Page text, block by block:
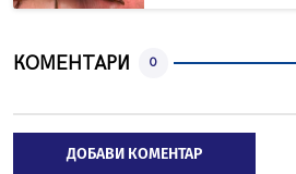
КОМЕНТАРИ 0
ДОБАВИ КОМЕНТАР